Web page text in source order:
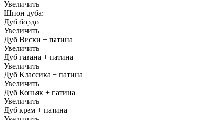
Увеличить
Шпон дуба:
Дуб бордо
Увеличить
Дуб Виски + патина
Увеличить
Дуб гавана + патина
Увеличить
Дуб Классика + патина
Увеличить
Дуб Коньяк + патина
Увеличить
Дуб крем + патина